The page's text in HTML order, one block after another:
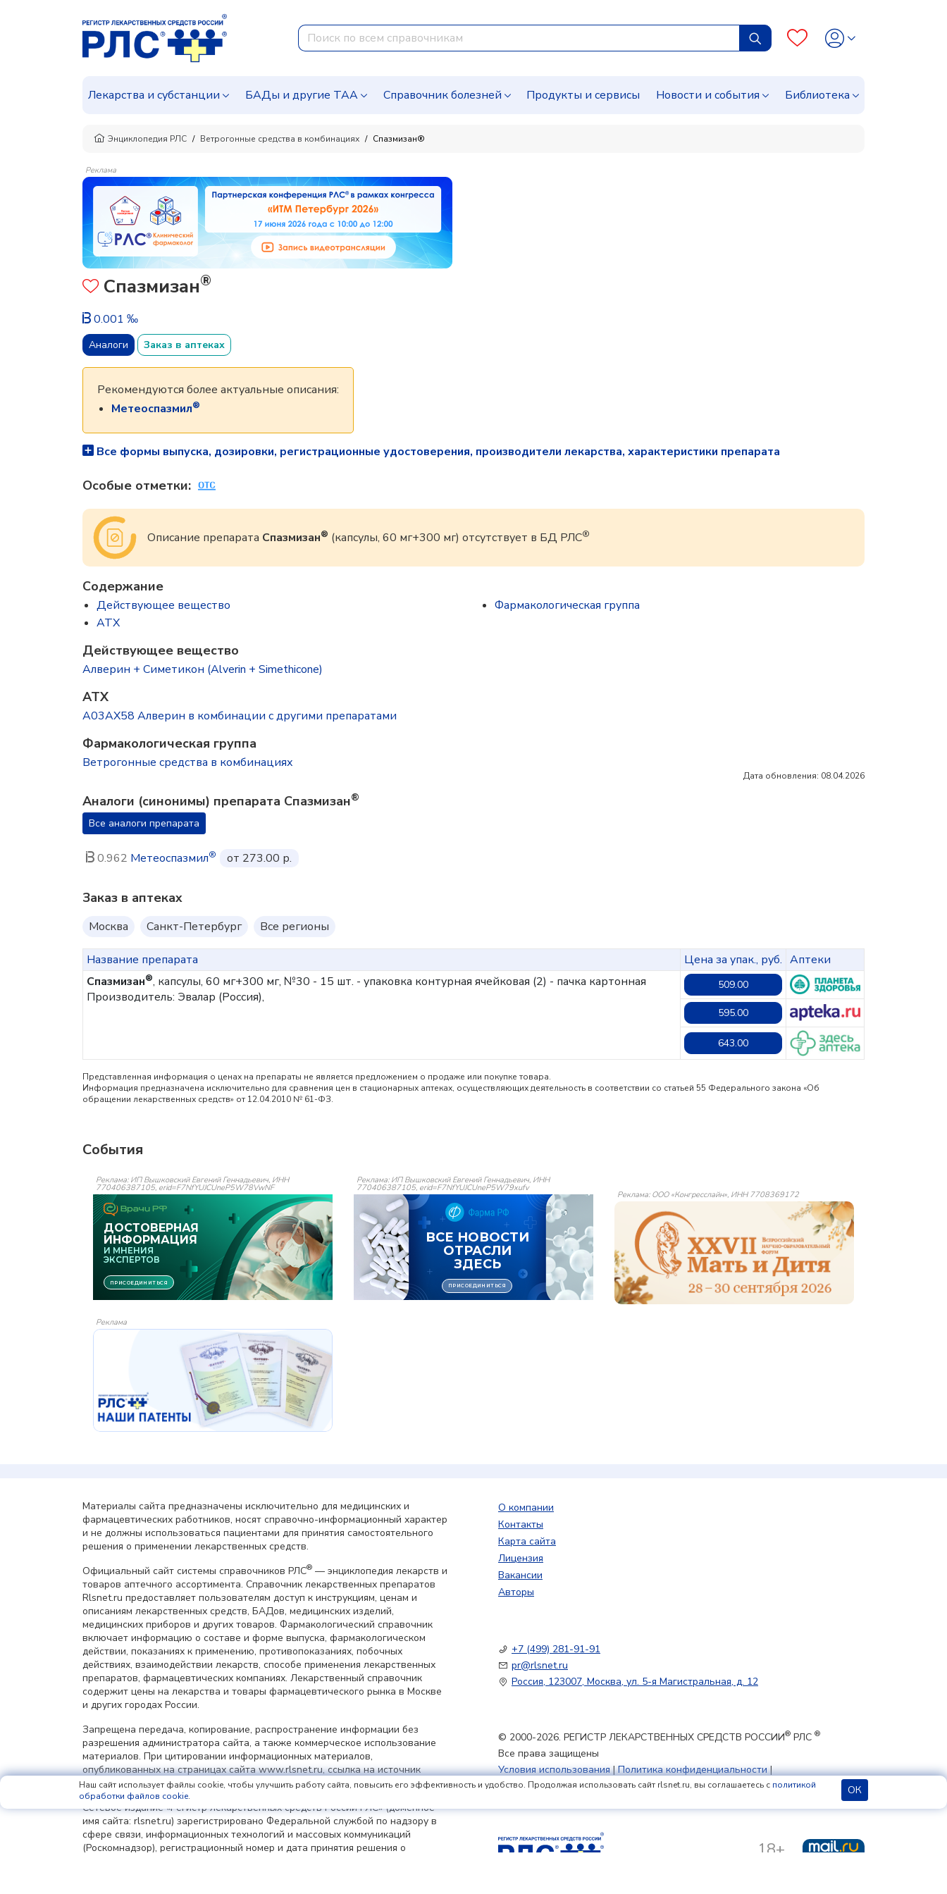
Лекарства и субстанции БАДы и другие ТАА Справочник болезней Продукты и сервисы Новости и события Библиотека
Энциклопедия РЛС Ветрогонные средства в комбинациях Спазмизан®
Реклама
Спазмизан®
0.001 ‰
Аналоги Заказ в аптеках
Рекомендуются более актуальные описания:
Метеоспазмил®
Все формы выпуска, дозировки, регистрационные удостоверения, производители лекарства, характеристики препарата
Особые отметки:
Описание препарата Спазмизан® (капсулы, 60 мг+300 мг) отсутствует в БД РЛС®
Содержание
Действующее вещество
ATX
Фармакологическая группа
Действующее вещество
Алверин + Симетикон (Alverin + Simethicone)
ATX
A03AX58 Алверин в комбинации с другими препаратами
Фармакологическая группа
Ветрогонные средства в комбинациях
Дата обновления: 08.04.2026
Аналоги (синонимы) препарата Спазмизан®
Все аналоги препарата
0.962 Метеоспазмил® от 273.00 р.
Заказ в аптеках
Москва Санкт-Петербург Все регионы
Название препарата Цена за упак., руб. Аптеки
Спазмизан®, капсулы, 60 мг+300 мг, №30 - 15 шт. - упаковка контурная ячейковая (2) - пачка картонная
Производитель: Эвалар (Россия),
509.00
595.00
643.00
Представленная информация о ценах на препараты не является предложением о продаже или покупке товара.
Информация предназначена исключительно для сравнения цен в стационарных аптеках, осуществляющих деятельность в соответствии со статьей 55 Федерального закона «Об
обращении лекарственных средств» от 12.04.2010 № 61-ФЗ.
События
Реклама: ИП Вышковский Евгений Геннадьевич, ИНН
770406387105, erid=F7NfYUJCUneP5W78VwNF
Реклама: ИП Вышковский Евгений Геннадьевич, ИНН
770406387105, erid=F7NfYUJCUneP5W79xufv
Реклама: ООО «Конгресслайн», ИНН 7708369172
Реклама
Материалы сайта предназначены исключительно для медицинских и
фармацевтических работников, носят справочно-информационный характер
и не должны использоваться пациентами для принятия самостоятельного
решения о применении лекарственных средств.
Официальный сайт системы справочников РЛС® — энциклопедия лекарств и
товаров аптечного ассортимента. Справочник лекарственных препаратов
Rlsnet.ru предоставляет пользователям доступ к инструкциям, ценам и
описаниям лекарственных средств, БАДов, медицинских изделий,
медицинских приборов и других товаров. Фармакологический справочник
включает информацию о составе и форме выпуска, фармакологическом
действии, показаниях к применению, противопоказаниях, побочных
действиях, взаимодействии лекарств, способе применения лекарственных
препаратов, фармацевтических компаниях. Лекарственный справочник
содержит цены на лекарства и товары фармацевтического рынка в Москве
и других городах России.
Запрещена передача, копирование, распространение информации без
разрешения администратора сайта, а также коммерческое использование
материалов. При цитировании информационных материалов,
опубликованных на страницах сайта www.rlsnet.ru, ссылка на источник
информации обязательна.
Сетевое издание «Регистр лекарственных средств России РЛС» (доменное
имя сайта: rlsnet.ru) зарегистрировано Федеральной службой по надзору в
сфере связи, информационных технологий и массовых коммуникаций
(Роскомнадзор), регистрационный номер и дата принятия решения о
О компании
Контакты
Карта сайта
Лицензия
Вакансии
Авторы
+7 (499) 281-91-91
pr@rlsnet.ru
Россия, 123007, Москва, ул. 5-я Магистральная, д. 12
© 2000-2026. РЕГИСТР ЛЕКАРСТВЕННЫХ СРЕДСТВ РОССИИ® РЛС ®
Все права защищены
Условия использования|Политика конфиденциальности|
Политика обработки файлов cookie
18+
Наш сайт использует файлы cookie, чтобы улучшить работу сайта, повысить его эффективность и удобство. Продолжая использовать сайт rlsnet.ru, вы соглашаетесь с политикой
обработки файлов cookie. ОК